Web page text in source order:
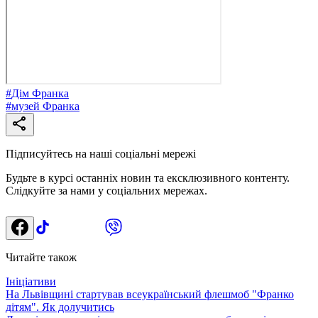
#Дім Франка
#музей Франка
Підписуйтесь на наші соціальні мережі
Будьте в курсі останніх новин та ексклюзивного контенту.
Слідкуйте за нами у соціальних мережах.
Читайте також
Ініціативи
На Львівщині стартував всеукраїнський флешмоб "Франко
дітям". Як долучитись